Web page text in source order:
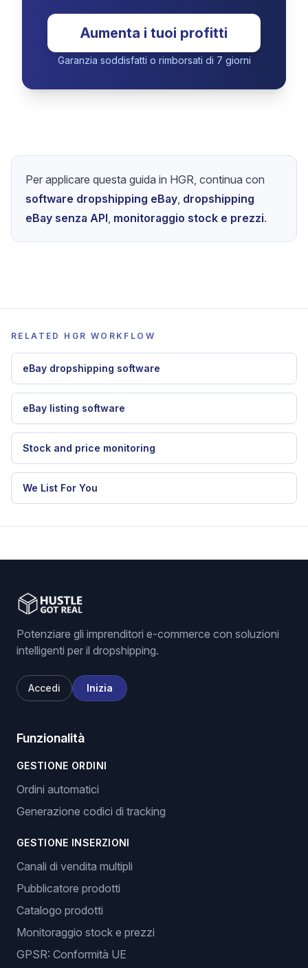
Aumenta i tuoi profitti
Garanzia soddisfatti o rimborsati di 7 giorni
Per applicare questa guida in HGR, continua con
software dropshipping eBay, dropshipping
eBay senza API, monitoraggio stock e prezzi.
RELATED HGR WORKFLOW
eBay dropshipping software
eBay listing software
Stock and price monitoring
We List For You
Potenziare gli imprenditori e-commerce con soluzioni
intelligenti per il dropshipping.
Accedi Inizia
Funzionalità
GESTIONE ORDINI
Ordini automatici
Generazione codici di tracking
GESTIONE INSERZIONI
Canali di vendita multipli
Pubblicatore prodotti
Catalogo prodotti
Monitoraggio stock e prezzi
GPSR: Conformità UE